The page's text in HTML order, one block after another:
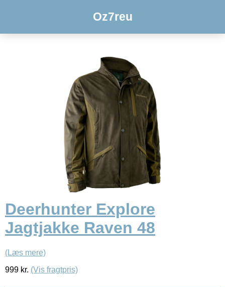
Oz7reu
Deerhunter Explore
Jagtjakke Raven 48
(Læs mere)
999 kr. (Vis fragtpris)